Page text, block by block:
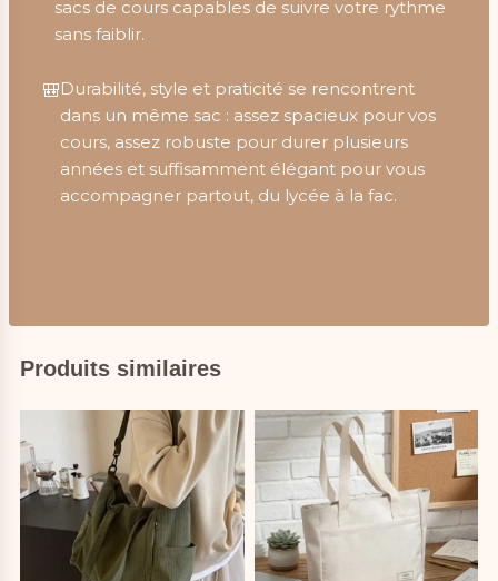
sacs de cours capables de suivre votre rythme
sans faiblir.
🎒Durabilité, style et praticité se rencontrent
dans un même sac : assez spacieux pour vos
cours, assez robuste pour durer plusieurs
années et suffisamment élégant pour vous
accompagner partout, du lycée à la fac.
Produits similaires